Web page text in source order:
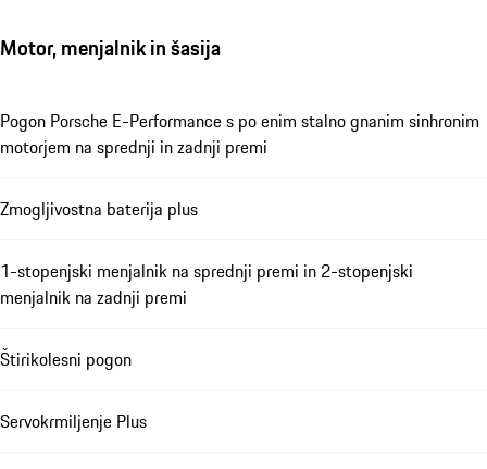
Motor, menjalnik in šasija
Pogon Porsche E-Performance s po enim stalno gnanim sinhronim
motorjem na sprednji in zadnji premi
Zmogljivostna baterija plus
1-stopenjski menjalnik na sprednji premi in 2-stopenjski
menjalnik na zadnji premi
Štirikolesni pogon
Servokrmiljenje Plus